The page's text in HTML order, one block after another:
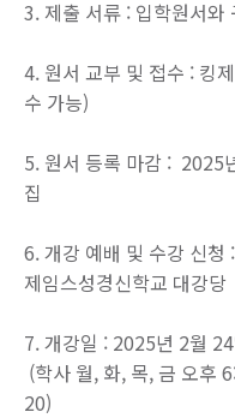
3. 제출 서류 : 입학원서와
4. 원서 교부 및 접수 : 킹
수 가능)
5. 원서 등록 마감 : 2025
집
6. 개강 예배 및 수강 신
제임스성경신학교 대강당
7. 개강일 : 2025년 2월
(학사 월, 화, 목, 금 오후
20)